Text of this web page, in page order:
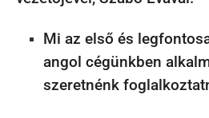
Mi az első és
angol cégünkben
szeretnénk